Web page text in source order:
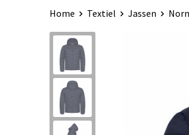
Home Textiel Jassen